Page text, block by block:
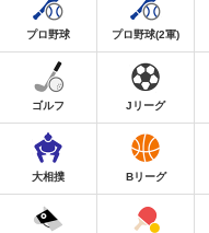
プロ野球 プロ野球(2軍)
ゴルフ Jリーグ
大相撲 Bリーグ